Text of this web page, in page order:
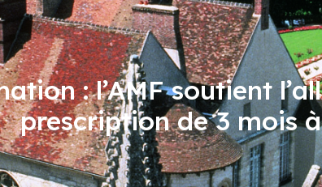
: l’AMF soutient
prescription de 3 mois